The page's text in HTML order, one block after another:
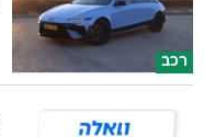
רכב